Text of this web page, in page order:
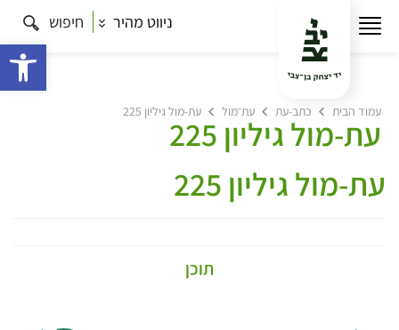
ניווט מהיר חיפוש
עמוד הבית כתב-עת עת־מול עת-מול גיליון 225
עת-מול גיליון 225
עת-מול גיליון 225
תוכן